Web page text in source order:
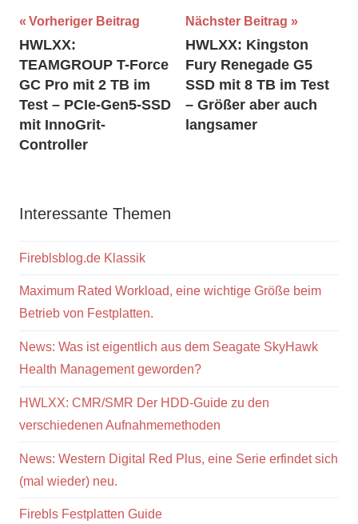
Beitragsnavigation
Vorheriger Beitrag
HWLXX:
TEAMGROUP T-Force
GC Pro mit 2 TB im
Test – PCIe-Gen5-SSD
mit InnoGrit-
Controller
Nächster Beitrag
HWLXX: Kingston
Fury Renegade G5
SSD mit 8 TB im Test
– Größer aber auch
langsamer
Interessante Themen
Fireblsblog.de Klassik
Maximum Rated Workload, eine wichtige Größe beim
Betrieb von Festplatten.
News: Was ist eigentlich aus dem Seagate SkyHawk
Health Management geworden?
HWLXX: CMR/SMR Der HDD-Guide zu den
verschiedenen Aufnahmemethoden
News: Western Digital Red Plus, eine Serie erfindet sich
(mal wieder) neu.
Firebls Festplatten Guide